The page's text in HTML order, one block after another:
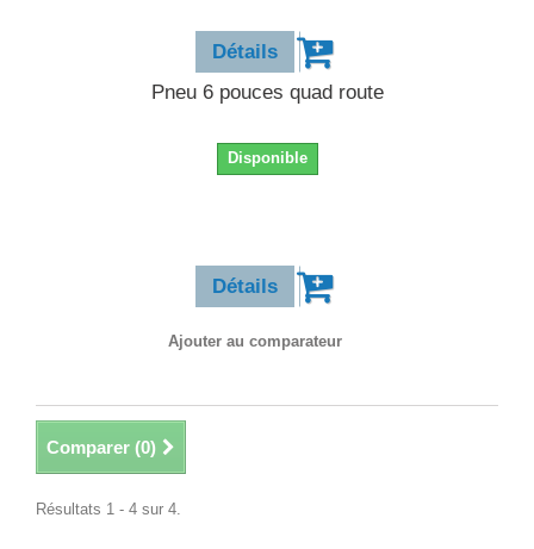
Détails
Pneu 6 pouces quad route
Disponible
Détails
Ajouter au comparateur
Comparer (0)
Résultats 1 - 4 sur 4.